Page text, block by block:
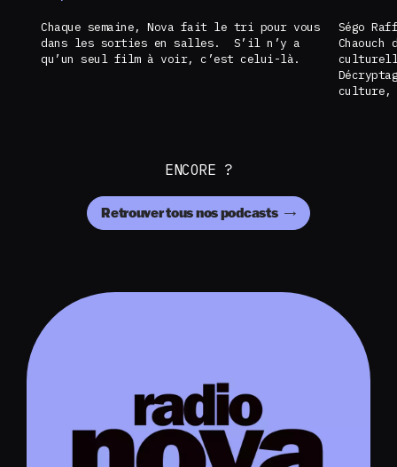
Chaque semaine, Nova fait le tri pour vous
dans les sorties en salles. S’il n’y a
qu’un seul film à voir, c’est celui-là.
Ségo
culture,
ENCORE ?
Retrouver tous nos podcasts